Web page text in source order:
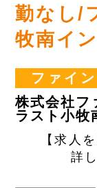
勤なし/
牧南イ
ファイ
株式会社フ
ラスト小牧
【求人
詳